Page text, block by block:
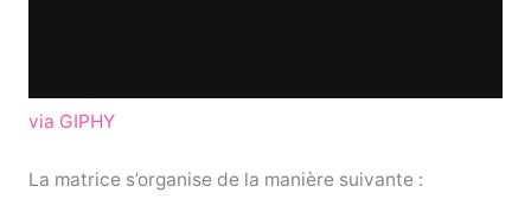
via GIPHY
La matrice s’organise de la manière suivante :